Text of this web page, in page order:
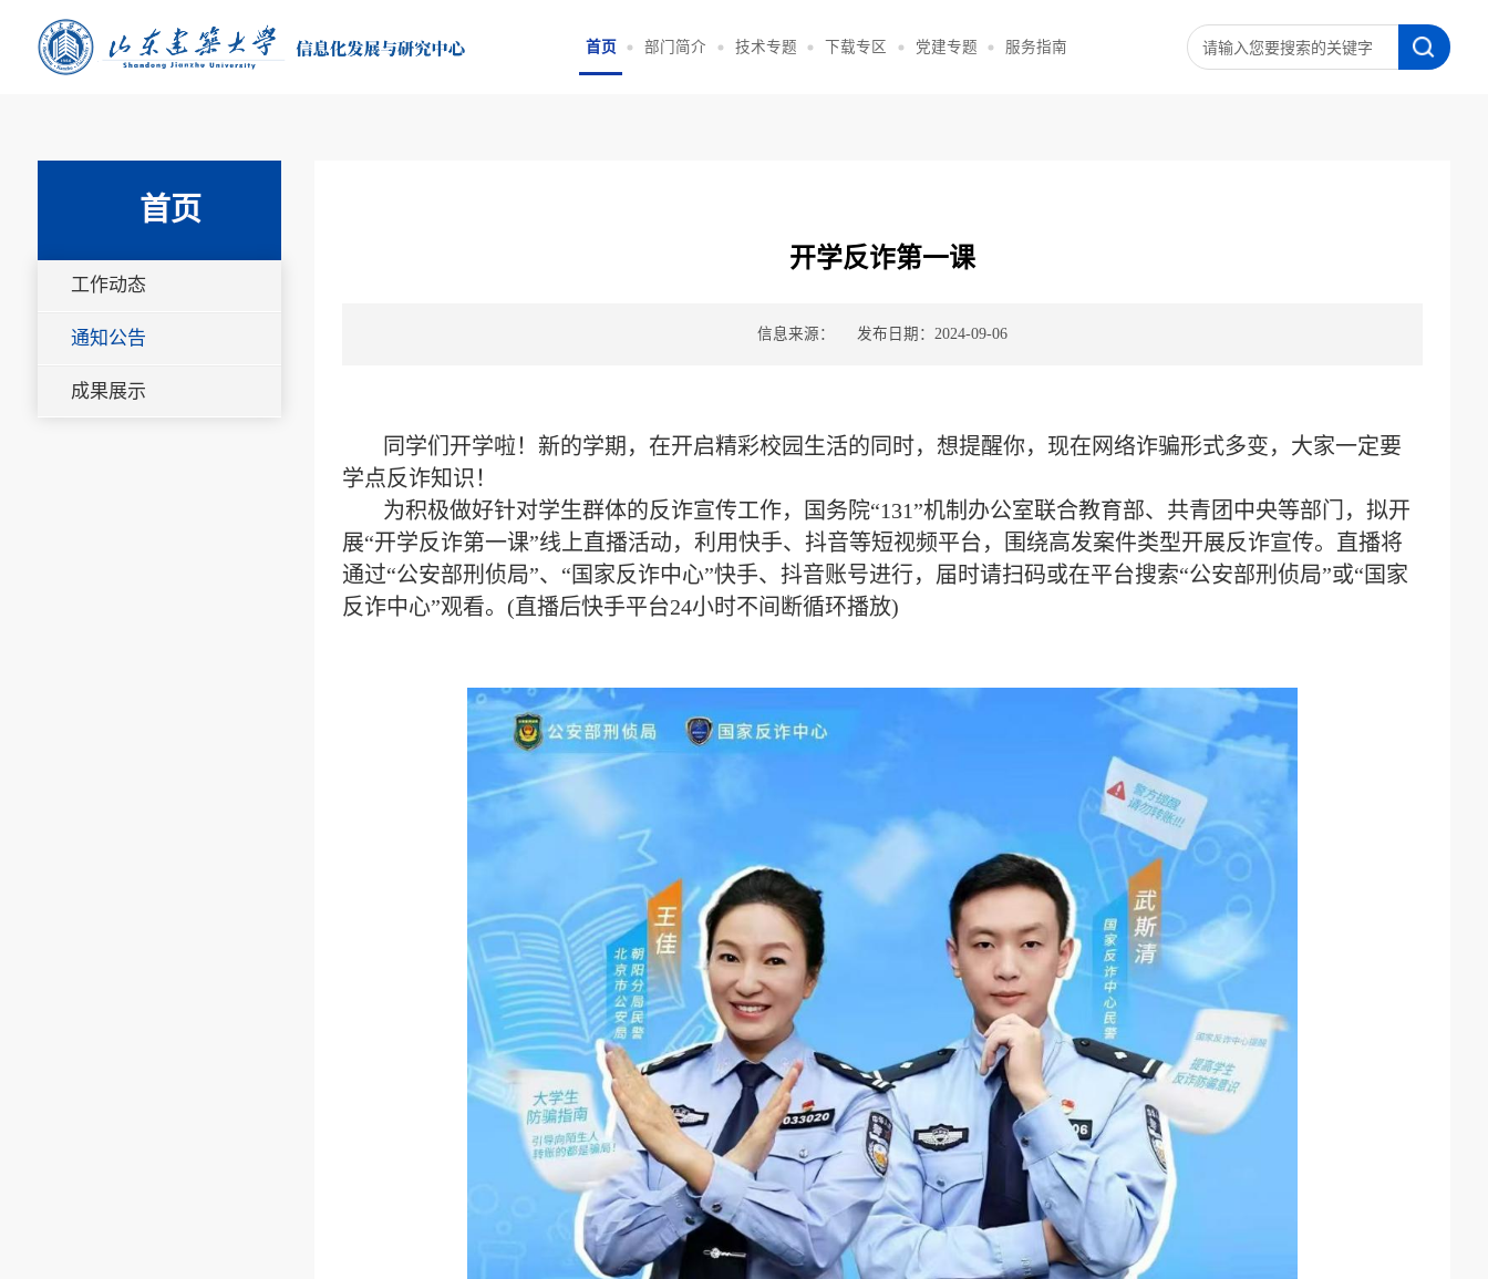
首页 部门简介 技术专题 下载专区 党建专题 服务指南
首页
工作动态
通知公告
成果展示
开学反诈第一课
信息来源： 发布日期：2024-09-06
同学们开学啦！新的学期，在开启精彩校园生活的同时，想提醒你，现在网络诈骗形式多变，大家一定要
学点反诈知识！
为积极做好针对学生群体的反诈宣传工作，国务院“131”机制办公室联合教育部、共青团中央等部门，拟开
展“开学反诈第一课”线上直播活动，利用快手、抖音等短视频平台，围绕高发案件类型开展反诈宣传。直播将
通过“公安部刑侦局”、“国家反诈中心”快手、抖音账号进行，届时请扫码或在平台搜索“公安部刑侦局”或“国家
反诈中心”观看。(直播后快手平台24小时不间断循环播放)